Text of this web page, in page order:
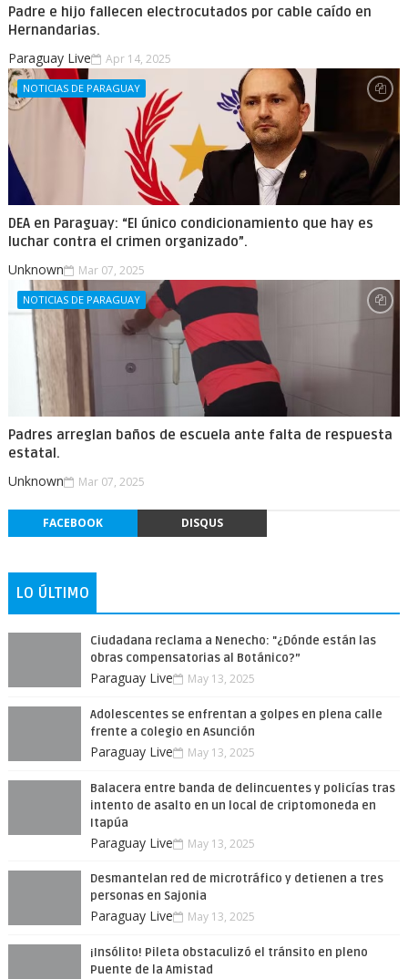
Padre e hijo fallecen electrocutados por cable caído en
Hernandarias.
Paraguay Live Apr 14, 2025
NOTICIAS DE PARAGUAY
DEA en Paraguay: “El único condicionamiento que hay es
luchar contra el crimen organizado”.
Unknown Mar 07, 2025
NOTICIAS DE PARAGUAY
Padres arreglan baños de escuela ante falta de respuesta
estatal.
Unknown Mar 07, 2025
FACEBOOK DISQUS
LO ÚLTIMO
Ciudadana reclama a Nenecho: "¿Dónde están las
obras compensatorias al Botánico?”
Paraguay Live May 13, 2025
Adolescentes se enfrentan a golpes en plena calle
frente a colegio en Asunción
Paraguay Live May 13, 2025
Balacera entre banda de delincuentes y policías tras
intento de asalto en un local de criptomoneda en
Itapúa
Paraguay Live May 13, 2025
Desmantelan red de microtráfico y detienen a tres
personas en Sajonia
Paraguay Live May 13, 2025
¡Insólito! Pileta obstaculizó el tránsito en pleno
Puente de la Amistad